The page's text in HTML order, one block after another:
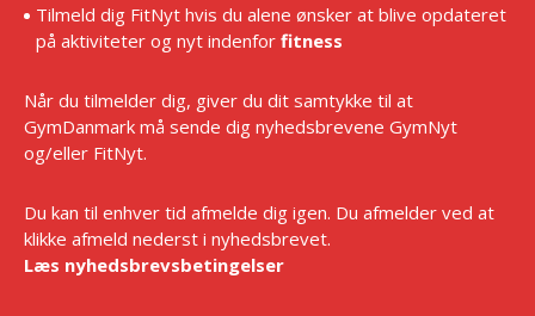
Tilmeld dig FitNyt hvis du alene ønsker at blive opdateret
på aktiviteter og nyt indenfor fitness
Når du tilmelder dig, giver du dit samtykke til at
GymDanmark må sende dig nyhedsbrevene GymNyt
og/eller FitNyt.
Du kan til enhver tid afmelde dig igen. Du afmelder ved at
klikke afmeld nederst i nyhedsbrevet.
Læs nyhedsbrevsbetingelser